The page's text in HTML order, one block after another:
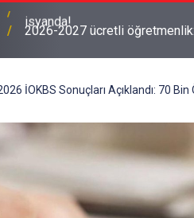
2026-2027 ücretli öğretmenlik:
İOKBS Sonuçları Açıklandı: 70